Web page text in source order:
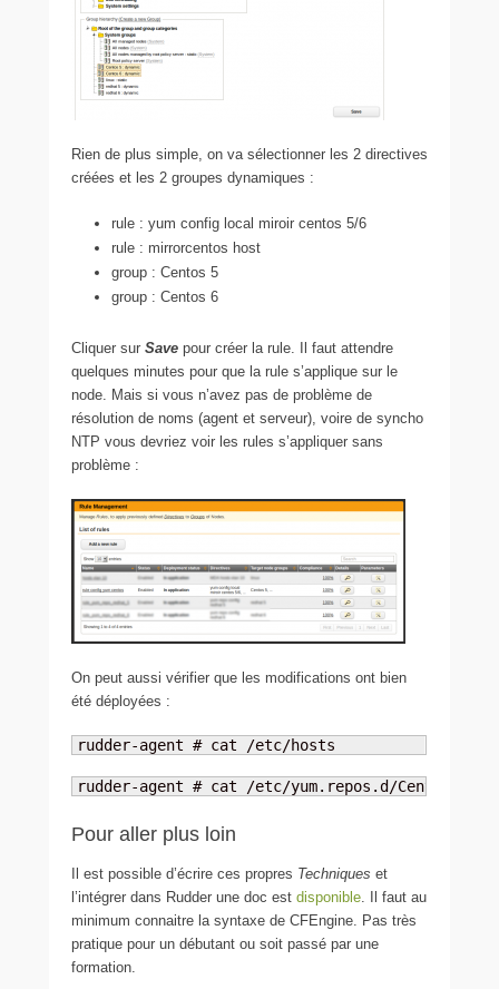
Rien de plus simple, on va sélectionner les 2 directives
créées et les 2 groupes dynamiques :
rule : yum config local miroir centos 5/6
rule : mirrorcentos host
group : Centos 5
group : Centos 6
Cliquer sur Save pour créer la rule. Il faut attendre
quelques minutes pour que la rule s’applique sur le
node. Mais si vous n’avez pas de problème de
résolution de noms (agent et serveur), voire de syncho
NTP vous devriez voir les rules s’appliquer sans
problème :
On peut aussi vérifier que les modifications ont bien
été déployées :
rudder-agent # cat /etc/hosts
rudder-agent # cat /etc/yum.repos.d/CentOS-
Pour aller plus loin
Il est possible d’écrire ces propres Techniques et
l’intégrer dans Rudder une doc est disponible . Il faut au
minimum connaitre la syntaxe de CFEngine. Pas très
pratique pour un débutant ou soit passé par une
formation.